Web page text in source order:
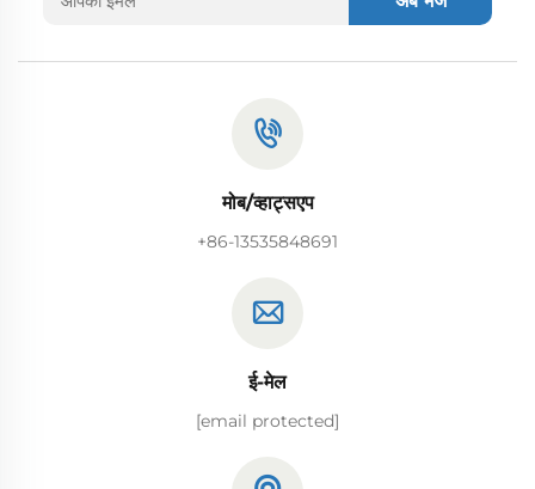
मोब/व्हाट्सएप
+86-13535848691
ई-मेल
[email protected]